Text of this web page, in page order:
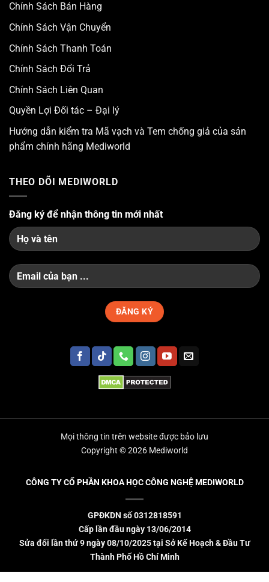
Chính Sách Bán Hàng
Chính Sách Vận Chuyển
Chính Sách Thanh Toán
Chính Sách Đổi Trả
Chính Sách Liên Quan
Quyền Lợi Đối tác – Đại lý
Hướng dẫn kiểm tra Mã vạch và Tem chống giả của sản
phẩm chính hãng Mediworld
THEO DÕI MEDIWORLD
Đăng ký để nhận thông tin mới nhất
Mọi thông tin trên website được bảo lưu
Copyright © 2026 Mediworld
CÔNG TY CỔ PHẦN KHOA HỌC CÔNG NGHỆ MEDIWORLD
GPĐKDN số 0312818591
Cấp lần đầu ngày 13/06/2014
Sửa đổi lần thứ 9 ngày 08/10/2025 tại Sở Kế Hoạch & Đầu Tư
Thành Phố Hồ Chí Minh